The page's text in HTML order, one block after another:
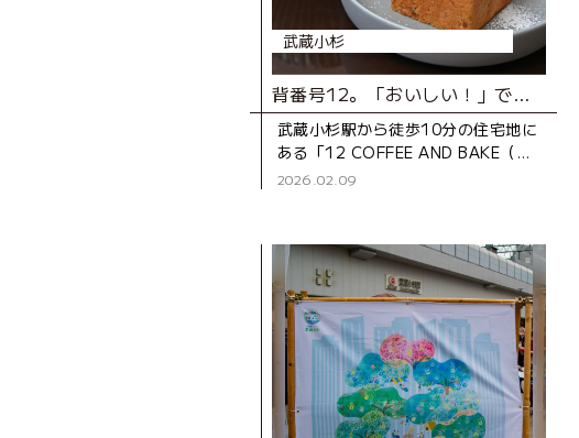
武蔵小杉
背番号12。「おいしい！」で地元をサポートするカフェ
武蔵小杉駅から徒歩10分の住宅地に
ある「12 COFFEE AND BAKE（ジ
ュウニ コーヒー アンド ベイ
2026.02.09